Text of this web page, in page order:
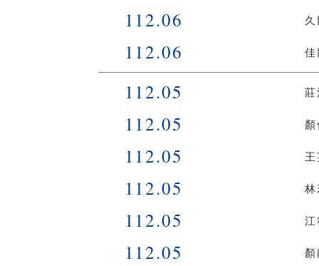
112.06
112.06
112.05
112.05
112.05
112.05
112.05
112.05